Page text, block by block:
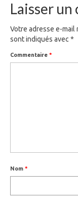
Laisser
Votre adresse e-mail
sont indiqués avec *
Commentaire *
Nom *